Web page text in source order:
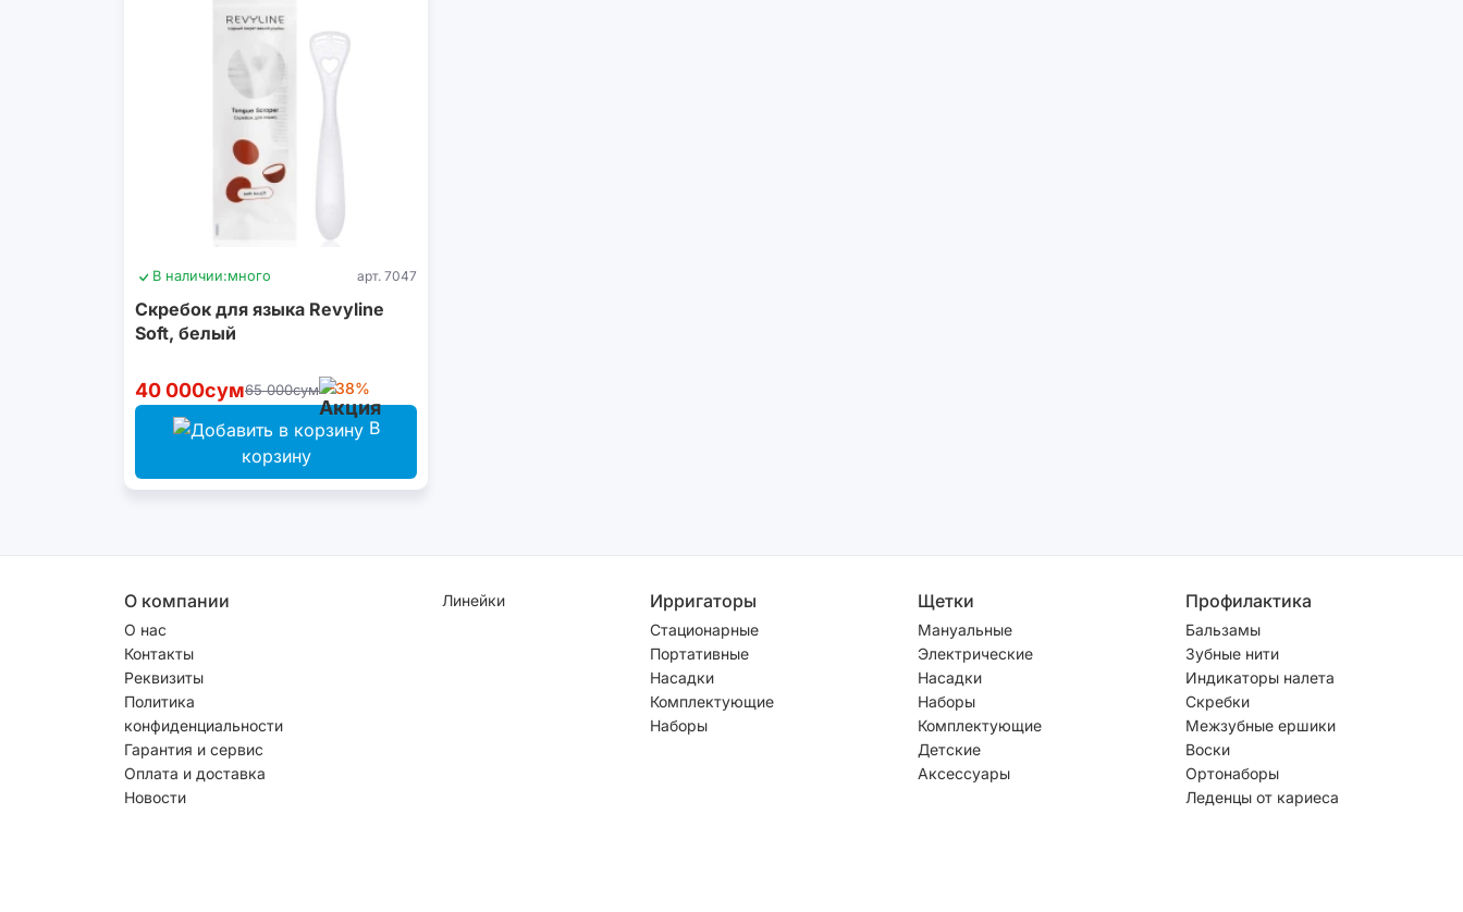
В наличии:много арт. 7047
Скребок для языка Revyline
Soft, белый
40 000сум65 000сум -38%
В
корзину
О компании
О нас
Контакты
Реквизиты
Политика
конфиденциальности
Гарантия и сервис
Оплата и доставка
Новости
Линейки Ирригаторы
Стационарные
Портативные
Насадки
Комплектующие
Наборы
Щетки
Мануальные
Электрические
Насадки
Наборы
Комплектующие
Детские
Аксессуары
Профилактика
Бальзамы
Зубные нити
Индикаторы налета
Скребки
Межзубные ершики
Воски
Ортонаборы
Леденцы от кариеса